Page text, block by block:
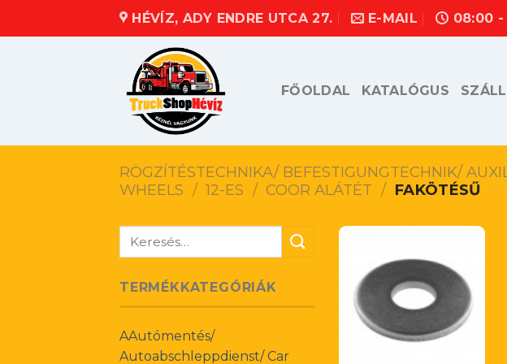
HÉVÍZ, ADY ENDRE UTCA 27. E-MAIL 08:00 -
FŐOLDAL KATALÓGUS
RÖGZÍTÉSTECHNIKA/ BEFESTIGUNGTECHNIK/
WHEELS / 12-ES / COOR ALÁTÉT / FAKÖTÉSŰ
Keresés
TERMÉKKATEGÓRIÁK
AAutómentés/
Autoabschleppdienst/ Car